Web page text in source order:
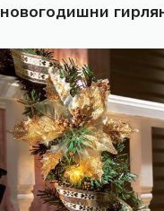
новогодишни